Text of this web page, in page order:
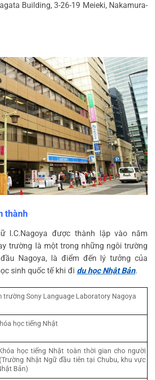
Building, 3-26-19 Meieki, Nakamura-
thành
I.C.Nagoya được thành lập vào năm
trường là một trong những ngôi trường
Nagoya, là điểm đến lý tưởng của
sinh quốc tế khi đi du học Nhật Bản.
trường Sony Language Laboratory Nagoya
học tiếng Nhật
học tiếng Nhật toàn thời gian cho người
Nhật Ngữ đầu tiên tại Chubu, khu vực
Bản)